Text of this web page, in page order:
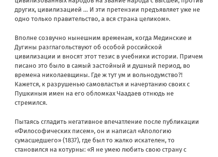
других, цивилизацией … И эти претензии предъявляет уже не
одно только правительство, а вся страна целиком».
Вполне созвучно нынешним временам, когда Мединские и
Дугины разглагольствуют об особой российской
цивилизации и вносят этот тезис в учебники истории. Причем
писано это было в самый застойный и душный период, во
времена николаевщины. Где ж тут ум и вольнодумство?!
Кажется, к разрушенью самовластья и начертанию своих с
Пушкиным имен на его обломках Чаадаев отнюдь не
стремился.
Пытаясь сгладить негативное впечатление после публикации
«Философических писем», он и написал «Апологию
сумасшедшего» (1837), где был то жалко искателен, то
становился на котурны: «Я не умею любить свою страну с